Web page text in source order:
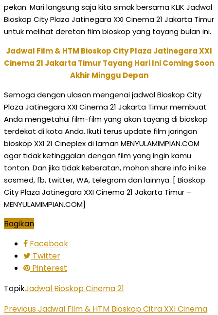
pekan. Mari langsung saja kita simak bersama KLIK Jadwal
Bioskop City Plaza Jatinegara XXI Cinema 21 Jakarta Timur
untuk melihat deretan film bioskop yang tayang bulan ini.
Jadwal Film & HTM Bioskop City Plaza Jatinegara XXI
Cinema 21 Jakarta Timur Tayang Hari Ini Coming Soon
Akhir Minggu Depan
Semoga dengan ulasan mengenai jadwal Bioskop City
Plaza Jatinegara XXI Cinema 21 Jakarta Timur membuat
Anda mengetahui film-film yang akan tayang di bioskop
terdekat di kota Anda. Ikuti terus update film jaringan
bioskop XXI 21 Cineplex di laman MENYULAMIMPIAN.COM
agar tidak ketinggalan dengan film yang ingin kamu
tonton. Dan jika tidak keberatan, mohon share info ini ke
sosmed, fb, twitter, WA, telegram dan lainnya. [ Bioskop
City Plaza Jatinegara XXI Cinema 21 Jakarta Timur –
MENYULAMIMPIAN.COM]
Bagikan
Facebook
Twitter
Pinterest
TopikJadwal Bioskop Cinema 21
PreviousJadwal Film & HTM Bioskop Citra XXI Cinema